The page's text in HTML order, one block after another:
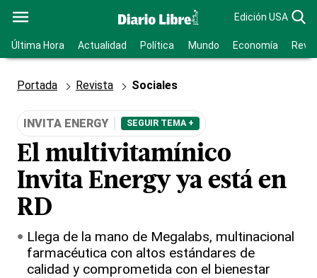
Edición USA
Última Hora Actualidad Política Mundo Economía
Portada Revista Sociales
INVITA ENERGY SEGUIR TEMA +
El multivitamínico
Invita Energy ya está en
RD
Llega de la mano de Megalabs, multinacional
farmacéutica con altos estándares de
calidad y comprometida con el bienestar